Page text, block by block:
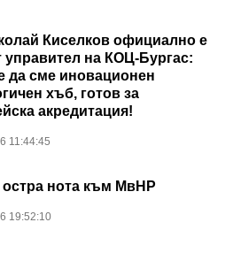
Киселков официално е
управител на КОЦ-Бургас:
да сме иновационен
хъб, готов за
акредитация!
11:44:45
остра нота към МвНР
19:52:10